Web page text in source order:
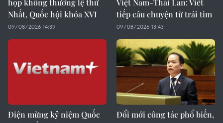
họp không thường lệ thứ
Nhất, Quốc hội khóa XVI
09/08/2026 14:39
Việt Nam-Thái Lan: Viết
tiếp câu chuyện từ trái tim
09/08/2026 13:43
Điện mừng kỷ niệm Quốc
Đổi mới công tác phổ biến,